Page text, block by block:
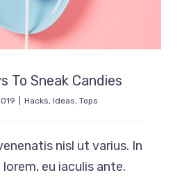
To Sneak Candies
Hacks, Ideas, Tops
nisl ut varius. In
eu iaculis ante.